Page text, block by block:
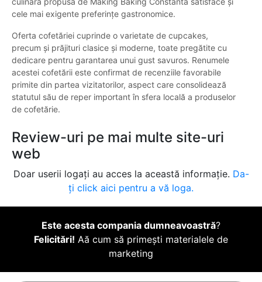
cele mai exigente preferințe gastronomice.
Oferta cofetăriei cuprinde o varietate de cupcakes,
precum și prăjituri clasice și moderne, toate pregătite cu
dedicare pentru garantarea unui gust savuros. Renumele
acestei cofetării este confirmat de recenziile favorabile
primite din partea vizitatorilor, aspect care consolidează
statutul său de reper important în sfera locală a produselor
de cofetărie.
Review-uri pe mai multe site-uri
web
Doar userii logați au acces la această informație. Da-
ți click aici pentru a vă loga.
Este acesta compania dumneavoastră?
Felicitări! Aă cum să primești materialele de
marketing